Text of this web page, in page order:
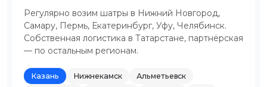
Регулярно возим шатры в Нижний Новгород,
Самару, Пермь, Екатеринбург, Уфу, Челябинск.
Собственная логистика в Татарстане, партнёрская
— по остальным регионам.
Казань Нижнекамск
Альметьевск